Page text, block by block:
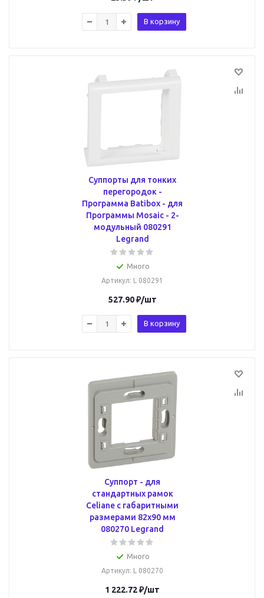
В корзину
Суппорты для тонких
перегородок -
Программа Batibox - для
Программы Mosaic - 2-
модульный 080291
Legrand
Много
Артикул: L 080291
527.90₽/шт
В корзину
Суппорт - для
стандартных рамок
Celiane с габаритными
размерами 82х90 мм
080270 Legrand
Много
Артикул: L 080270
1 222.72₽/шт